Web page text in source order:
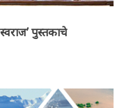
पुस्तकाचे